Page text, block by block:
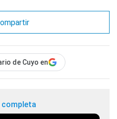
de Cuyo en
completa